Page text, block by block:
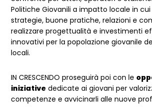
Politiche Giovanili a impatto locale in
strategie, buone pratiche, relazioni e
realizzare progettualità e investimenti
innovativi per la popolazione giovanile
locali.
IN CRESCENDO proseguirà poi con le
iniziative dedicate ai giovani per
competenze e avvicinarli alle nuove